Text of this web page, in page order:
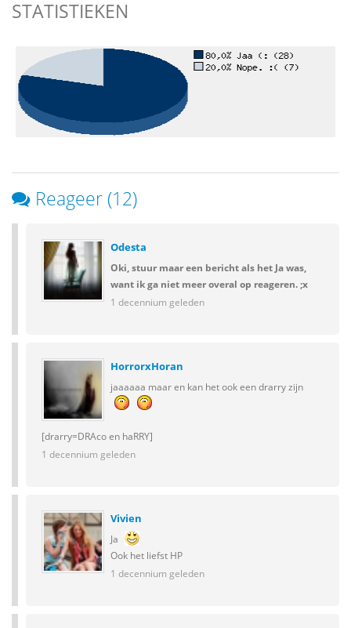
STATISTIEKEN
Reageer (12)
Odesta
Oki, stuur maar een bericht als het Ja was,
want ik ga niet meer overal op reageren. ;x
1 decennium geleden
HorrorxHoran
jaaaaaa maar en kan het ook een drarry zijn
[drarry=DRAco en haRRY]
1 decennium geleden
Vivien
Ja
Ook het liefst HP
1 decennium geleden